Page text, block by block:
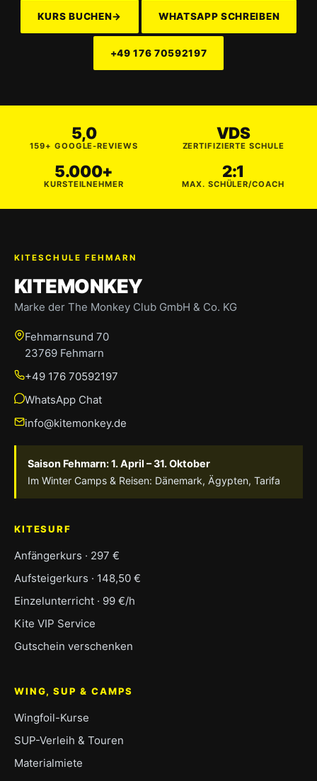
KURS BUCHEN→ WHATSAPP SCHREIBEN
+49 176 70592197
5,0
159+ GOOGLE-REVIEWS
VDS
ZERTIFIZIERTE SCHULE
5.000+
KURSTEILNEHMER
2:1
MAX. SCHÜLER/COACH
KITESCHULE FEHMARN
KITEMONKEY
Marke der The Monkey Club GmbH & Co. KG
Fehmarnsund 70
23769 Fehmarn
+49 176 70592197
WhatsApp Chat
info@kitemonkey.de
Saison Fehmarn: 1. April – 31. Oktober
Im Winter Camps & Reisen: Dänemark, Ägypten, Tarifa
KITESURF
Anfängerkurs · 297 €
Aufsteigerkurs · 148,50 €
Einzelunterricht · 99 €/h
Kite VIP Service
Gutschein verschenken
WING, SUP & CAMPS
Wingfoil-Kurse
SUP-Verleih & Touren
Materialmiete